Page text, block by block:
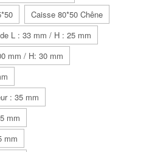
Caisse 80*50 Chêne
L : 33 mm / H : 25 mm
mm / H: 30 mm
: 35 mm
mm
mm